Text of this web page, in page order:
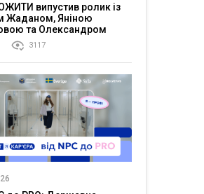
випустив ролик із
Жаданом, Яніною
та Олександром
про життя в постійній
3117